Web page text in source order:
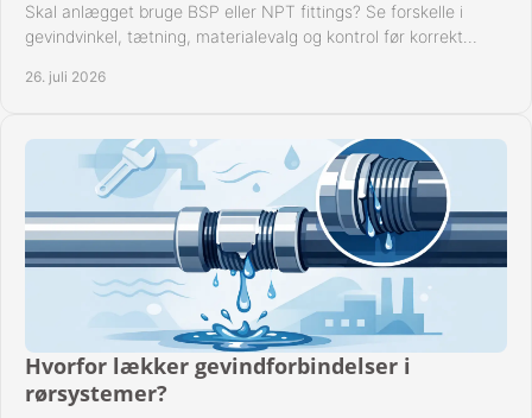
Skal anlægget bruge BSP eller NPT fittings? Se forskelle i
gevindvinkel, tætning, materialevalg og kontrol før korrekt
26. juli 2026
Hvorfor lækker gevindforbindelser i
rørsystemer?